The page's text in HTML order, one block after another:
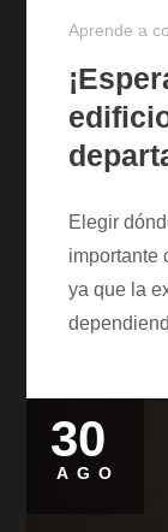
Aprende a
Elegir
importante
ya que la
Posted
on
30
AGO